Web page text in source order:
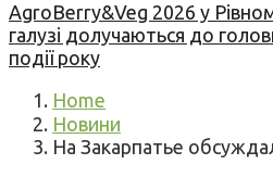
AgroBerry&Veg 2026 у
галузі долучаються до
події року
Home
Новини
На Закарпатье